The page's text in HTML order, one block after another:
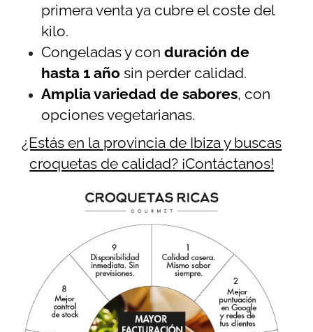
primera venta ya cubre el coste del
kilo.
Congeladas y conduración de
hasta 1 año sin perder calidad.
Amplia variedad de sabores, con
opciones vegetarianas.
¿Estás en la provincia de Ibiza y buscas
croquetas de calidad? ¡Contáctanos!